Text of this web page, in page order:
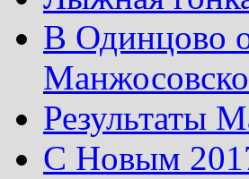
В Одинцово
Результаты
С Новым